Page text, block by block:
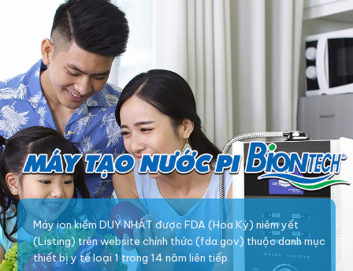
Máy ion kiềm DUY NHẤT được FDA (Hoa Kỳ) niêm yết
(Listing) trên website chính thức (fda.gov) thuộc danh mục
thiết bị y tế loại 1 trong 14 năm liên tiếp